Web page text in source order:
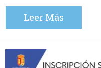
Leer Más